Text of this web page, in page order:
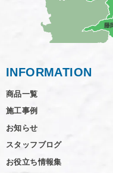
INFORMATION
商品一覧
施工事例
お知らせ
スタッフブログ
お役立ち情報集